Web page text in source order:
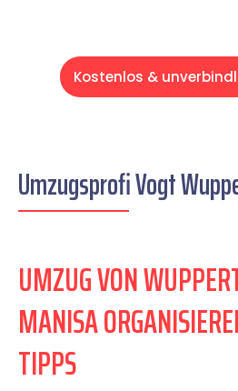
Kostenlos &
Umzugsprofi Vogt
UMZUG VON
MANISA
TIPPS